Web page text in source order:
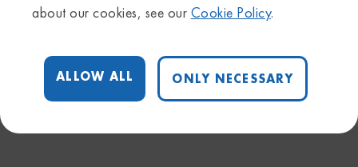
about our cookies, see our Cookie Policy.
ALLOW ALL ONLY NECESSARY
2023年7月18日
オインフォマティクス 個別相談会